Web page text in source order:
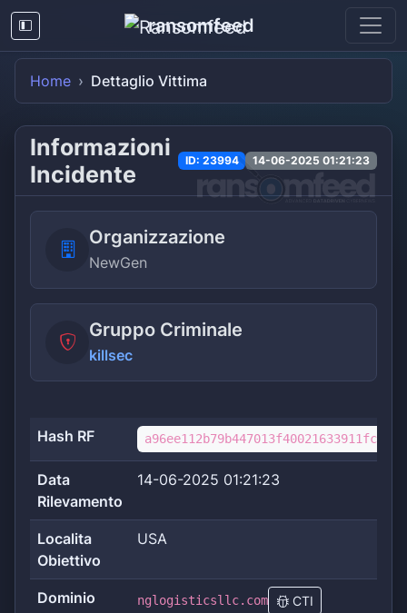
ransomfeed
Home Dettaglio Vittima
Informazioni
Incidente
ID: 23994 14-06-2025 01:21:23
Organizzazione
NewGen
Gruppo Criminale
killsec
Hash RF
Data
Rilevamento
14-06-2025 01:21:23
Localita
Obiettivo
USA
Dominio
nglogisticsllc.com CTI